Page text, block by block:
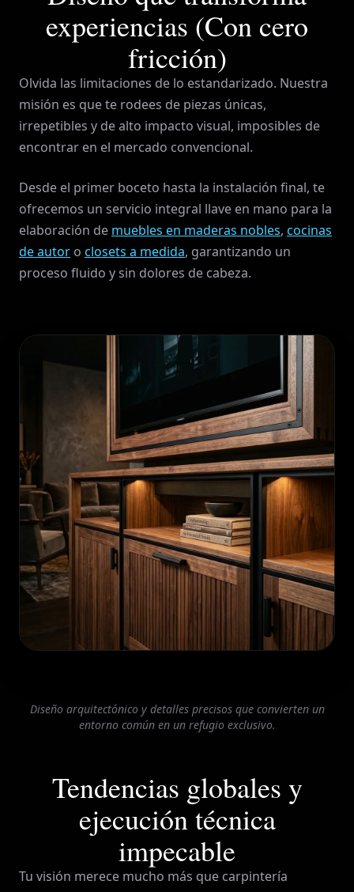
experiencias (Con cero
fricción)
Olvida las limitaciones de lo estandarizado. Nuestra
misión es que te rodees de piezas únicas,
irrepetibles y de alto impacto visual, imposibles de
encontrar en el mercado convencional.
Desde el primer boceto hasta la instalación final, te
ofrecemos un servicio integral llave en mano para la
elaboración de muebles en maderas nobles, cocinas
de autor o closets a medida, garantizando un
proceso fluido y sin dolores de cabeza.
Diseño arquitectónico y detalles precisos que convierten un
entorno común en un refugio exclusivo.
Tendencias globales y
ejecución técnica
impecable
Tu visión merece mucho más que carpintería